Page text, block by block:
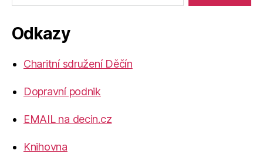
Odkazy
Charitní sdružení Děčín
Dopravní podnik
EMAIL na decin.cz
Knihovna